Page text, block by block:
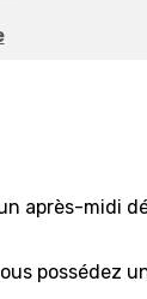
après-midi
possédez